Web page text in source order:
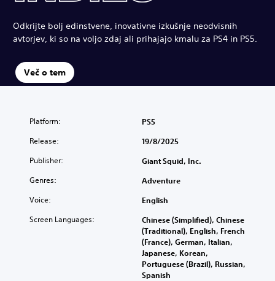
Odkrijte bolj edinstvene, inovativne izkušnje neodvisnih
avtorjev, ki so na voljo zdaj ali prihajajo kmalu za PS4 in PS5.
Več o tem
Platform: PS5
Release: 19/8/2025
Publisher: Giant Squid, Inc.
Genres: Adventure
Voice: English
Screen Languages:
Chinese (Simplified), Chinese
(Traditional), English, French
(France), German, Italian,
Japanese, Korean,
Portuguese (Brazil), Russian,
Spanish